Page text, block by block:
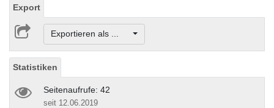
Export
Exportieren als ...
Statistiken
Seitenaufrufe: 42
seit 12.06.2019